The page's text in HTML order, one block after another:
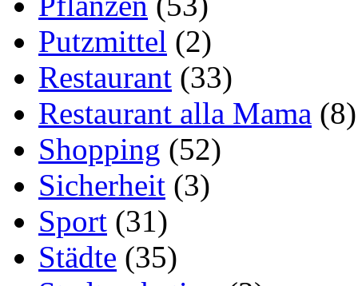
Putzmittel (2)
Restaurant (33)
Restaurant alla Mama (8)
Shopping (52)
Sicherheit (3)
Sport (31)
Städte (35)